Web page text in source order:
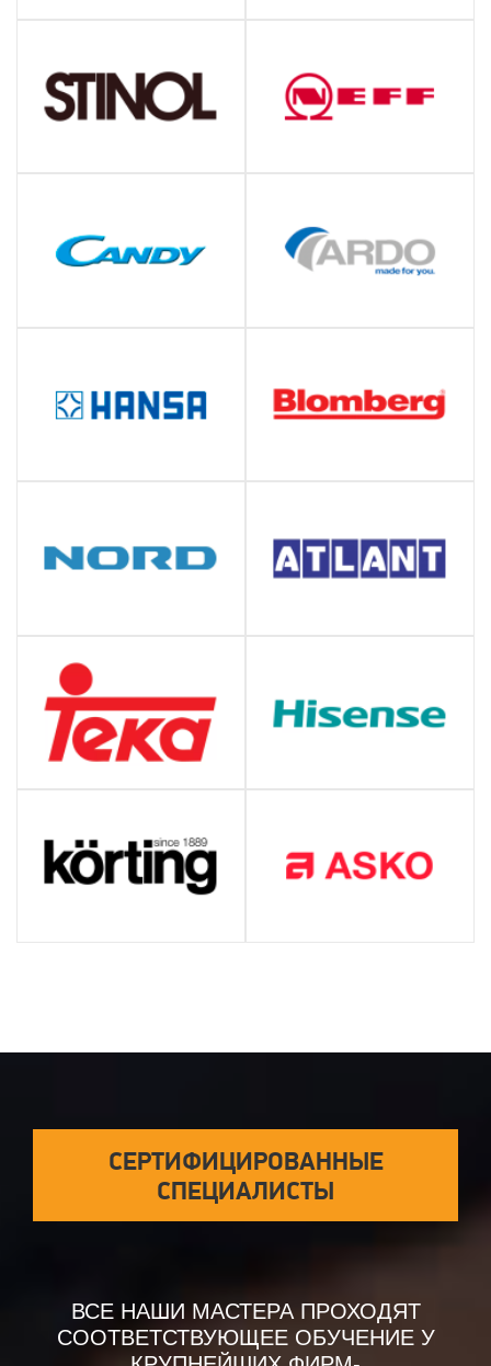
СЕРТИФИЦИРОВАННЫЕ
СПЕЦИАЛИСТЫ
ВСЕ НАШИ МАСТЕРА ПРОХОДЯТ
СООТВЕТСТВУЮЩЕЕ ОБУЧЕНИЕ У